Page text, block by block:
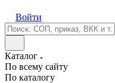
Войти
Каталог
По всему сайту
По каталогу